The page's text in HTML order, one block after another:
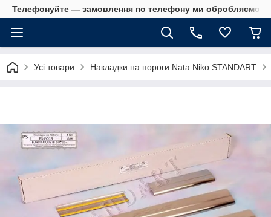
Телефонуйте — замовлення по телефону ми обробляємо в
Усі товари Накладки на пороги Nata Niko STANDART